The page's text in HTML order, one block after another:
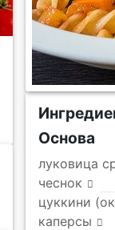
Основа
луковица
чеснок
цуккини
каперсы